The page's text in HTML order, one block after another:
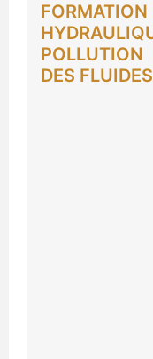
FORMATION
POLLUTION
DES FLUIDES